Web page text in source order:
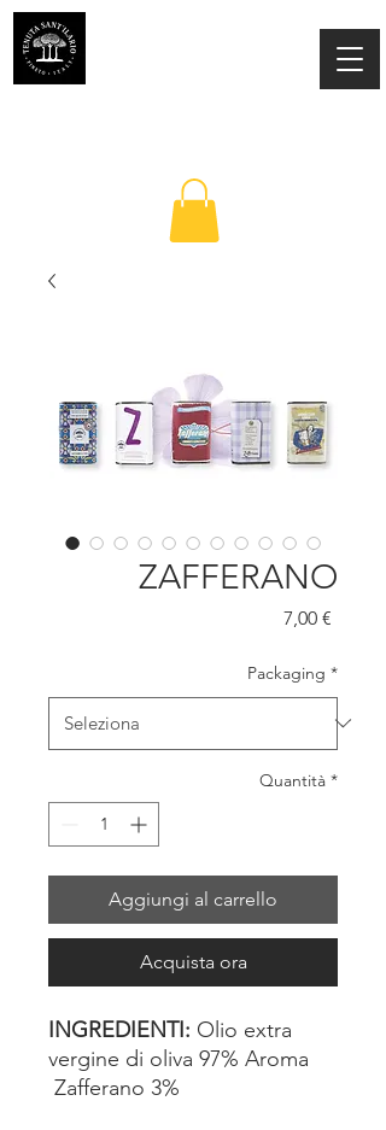
ZAFFERANO
7,00 €
Packaging *
Quantità *
Aggiungi al carrello
Acquista ora
INGREDIENTI: Olio extra
vergine di oliva 97% Aroma
Zafferano 3%